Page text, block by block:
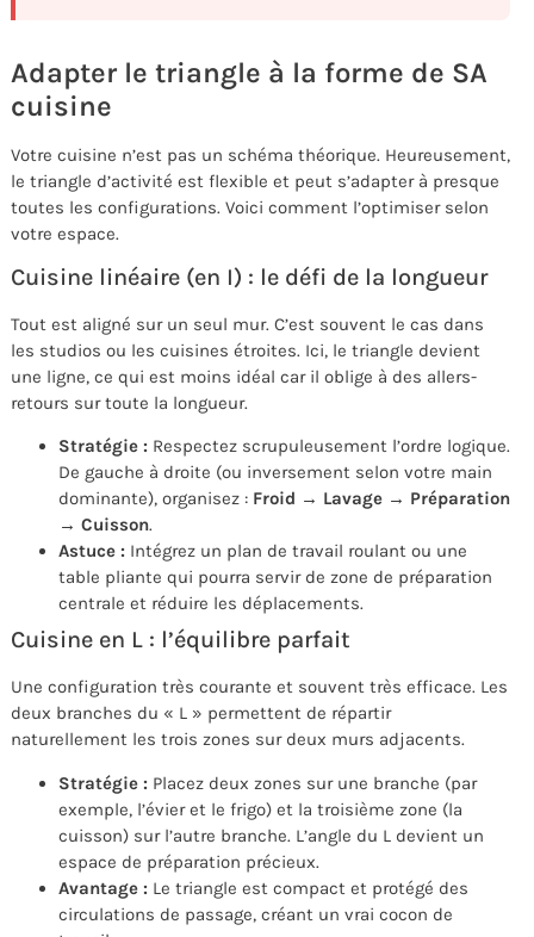
Adapter le triangle à la forme de SA
cuisine
Votre cuisine n’est pas un schéma théorique. Heureusement,
le triangle d’activité est flexible et peut s’adapter à presque
toutes les configurations. Voici comment l’optimiser selon
votre espace.
Cuisine linéaire (en I) : le défi de la longueur
Tout est aligné sur un seul mur. C’est souvent le cas dans
les studios ou les cuisines étroites. Ici, le triangle devient
une ligne, ce qui est moins idéal car il oblige à des allers-
retours sur toute la longueur.
Stratégie : Respectez scrupuleusement l’ordre logique.
De gauche à droite (ou inversement selon votre main
dominante), organisez : Froid → Lavage → Préparation
→ Cuisson.
Astuce : Intégrez un plan de travail roulant ou une
table pliante qui pourra servir de zone de préparation
centrale et réduire les déplacements.
Cuisine en L : l’équilibre parfait
Une configuration très courante et souvent très efficace. Les
deux branches du « L » permettent de répartir
naturellement les trois zones sur deux murs adjacents.
Stratégie : Placez deux zones sur une branche (par
exemple, l’évier et le frigo) et la troisième zone (la
cuisson) sur l’autre branche. L’angle du L devient un
espace de préparation précieux.
Avantage : Le triangle est compact et protégé des
circulations de passage, créant un vrai cocon de